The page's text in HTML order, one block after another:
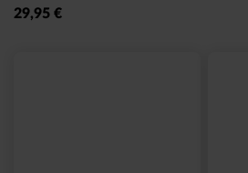
29,95 €